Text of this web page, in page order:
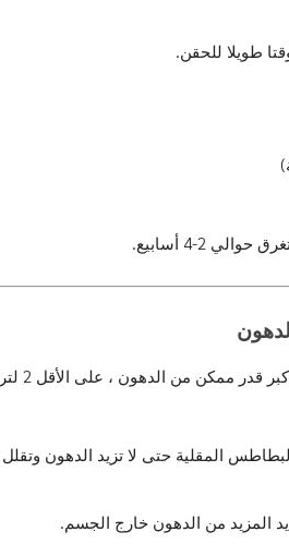
طويلا للحقن.
2-4 أسابيع.
من الدهون ، على الأقل 2 لتر في اليوم.
المقلية حتى لا تزيد الدهون
المزيد من الدهون خارج الجسم.